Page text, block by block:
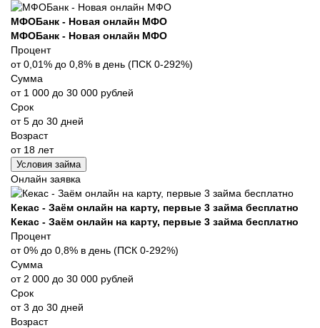
МФОБанк - Новая онлайн МФО
МФОБанк - Новая онлайн МФО
Процент
от 0,01% до 0,8% в день (ПСК 0-292%)
Сумма
от 1 000 до 30 000 рублей
Срок
от 5 до 30 дней
Возраст
от 18 лет
Условия займа
Онлайн заявка
Кекас - Заём онлайн на карту, первые 3 займа бесплатно
Кекас - Заём онлайн на карту, первые 3 займа бесплатно
Процент
от 0% до 0,8% в день (ПСК 0-292%)
Сумма
от 2 000 до 30 000 рублей
Срок
от 3 до 30 дней
Возраст